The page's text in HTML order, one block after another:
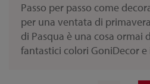
Passo per passo come
per una ventata di
di Pasqua è una cosa ormai
fantastici colori GoniDecor